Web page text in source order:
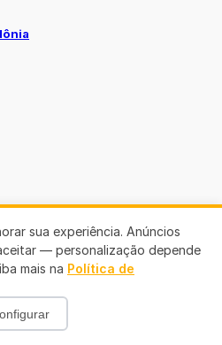
sua experiência. Anúncios
— personalização depende
mais na Política de